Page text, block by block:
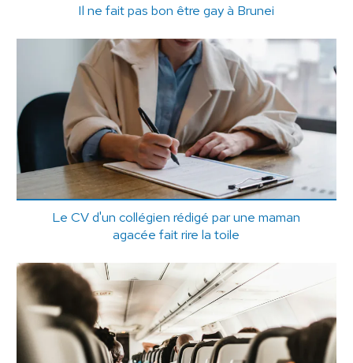
Il ne fait pas bon être gay à Brunei
Le CV d'un collégien rédigé par une maman
agacée fait rire la toile